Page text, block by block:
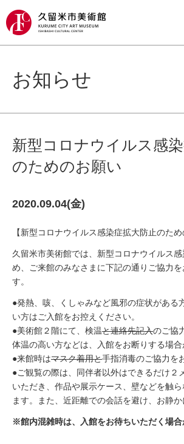
お知らせ
新型コロナウイルス感
のためのお願い
2020.09.04(金)
【新型コロナウイルス感染症拡大防止のため
久留米市美術館では、新型コロナウイルス
め、ご来館のみなさまに下記の通りご協力を
す。
●発熱、咳、くしゃみなど風邪の症状がある
い方はご入館をお控えください。
●美術館２階にて、検温と連絡先記入のご協
体温の高い方などは、入館をお断りする場合
●来館時はマスク着用と手指消毒のご協力を
●ご観覧の際は、同伴者以外はできるだけ２
いただき、作品や展示ケース、壁などを触
ます。また、近距離での会話を避け、お静か
※館内混雑時は、入館をお待ちいただく場合